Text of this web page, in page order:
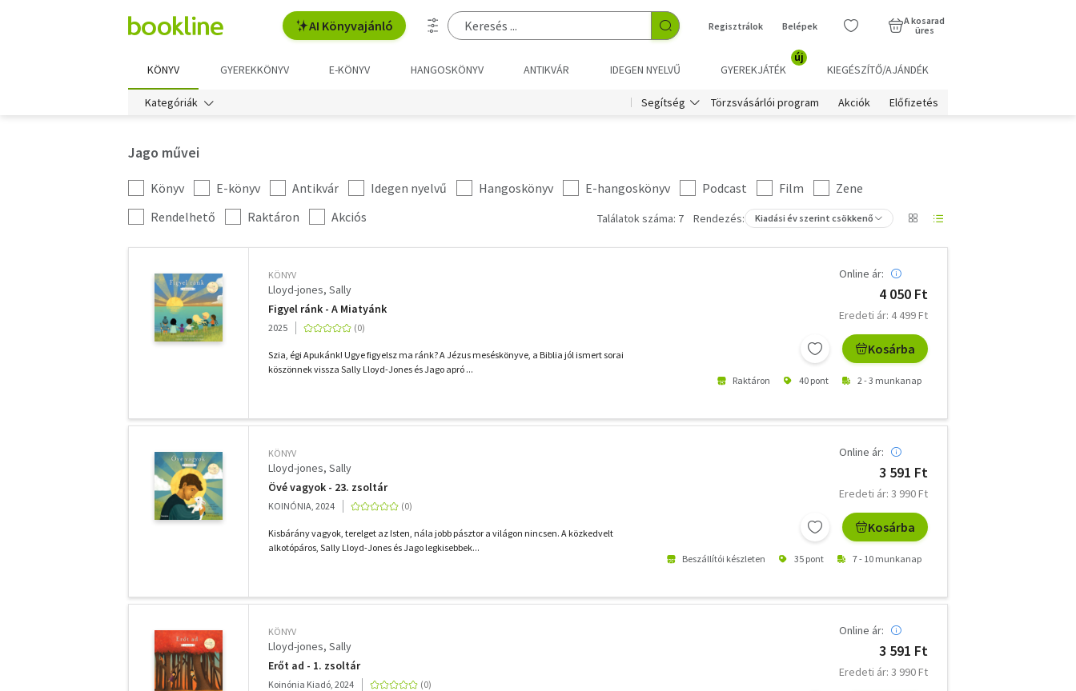
AI Könyvajánló Regisztrálok Belépek
A kosarad
üres
KÖNYV GYEREKKÖNYV E-KÖNYV HANGOSKÖNYV ANTIKVÁR IDEGEN NYELVŰ GYEREKJÁTÉK
új
KIEGÉSZÍTŐ/AJÁNDÉK
Kategóriák Segítség Törzsvásárlói program Akciók Előfizetés
Jago művei
Kategória
szűrés
Könyv E-könyv Antikvár Idegen nyelvű Hangoskönyv E-hangoskönyv Podcast Film
Zene
További
szűrők
Rendelhető Raktáron Akciós Találatok száma: 7 Rendezés: Kiadási év szerint csökkenő
KÖNYV
Lloyd-jones, Sally
Figyel ránk - A Miatyánk
2025
Szia, égi Apukánk! Ugye figyelsz ma ránk? A Jézus meséskönyve, a Biblia jól ismert sorai
köszönnek vissza Sally Lloyd-Jones és Jago apró ...
Online ár:
4 050 Ft
Eredeti ár: 4 499 Ft
Kosárba
Raktáron 40 pont 2 - 3 munkanap
KÖNYV
Lloyd-jones, Sally
Övé vagyok - 23. zsoltár
KOINÓNIA, 2024
Kisbárány vagyok, terelget az Isten, nála jobb pásztor a világon nincsen. A közkedvelt
alkotópáros, Sally Lloyd-Jones és Jago legkisebbek...
Online ár:
3 591 Ft
Eredeti ár: 3 990 Ft
Kosárba
Beszállítói készleten 35 pont 7 - 10 munkanap
KÖNYV
Lloyd-jones, Sally
Erőt ad - 1. zsoltár
Koinónia Kiadó, 2024
Online ár:
3 591 Ft
Eredeti ár: 3 990 Ft